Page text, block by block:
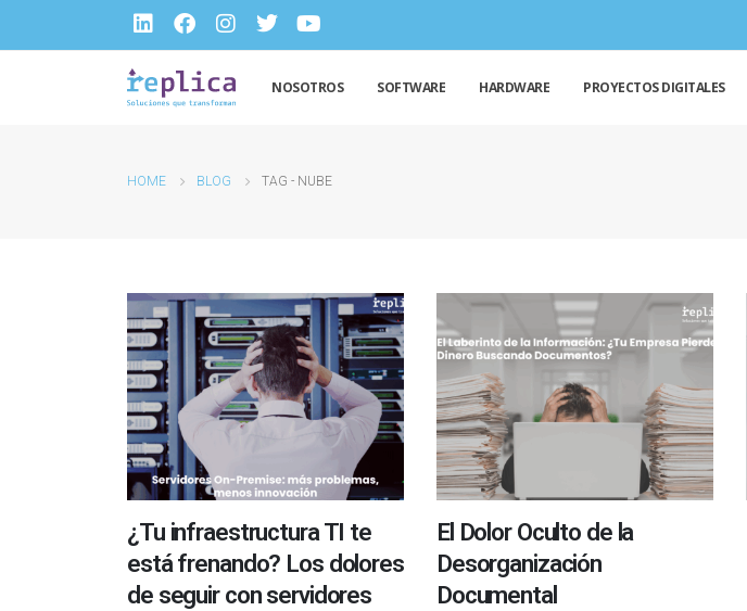
NOSOTROS SOFTWARE HARDWARE PROYECTOS DIGITALES
HOME BLOG TAG - NUBE
¿Tu infraestructura TI te
está frenando? Los dolores
de seguir con servidores
El Dolor Oculto de la
Desorganización
Documental